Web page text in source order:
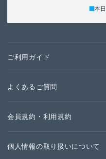
本日
ご利用ガイド
よくあるご質問
会員規約・利用規約
個人情報の取り扱いについて